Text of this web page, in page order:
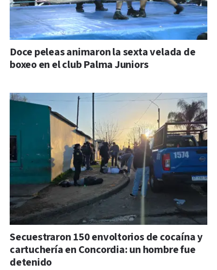
Doce peleas animaron la sexta velada de
boxeo en el club Palma Juniors
Secuestraron 150 envoltorios de cocaína y
cartuchería en Concordia: un hombre fue
detenido